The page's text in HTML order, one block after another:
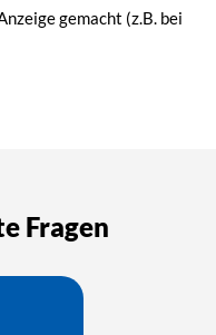
gemacht (z.B. bei
Fragen